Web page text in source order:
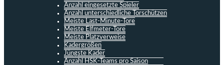
Anzahl eingesetzte Spieler
Anzahl unterschiedliche Torschützen
Meiste Last-Minute-Tore
Meiste Elfmeter-Tore
Meiste Platzverweise
Kadergrößen
Jüngste Kader
Anzahl HSK-Teams pro Saison